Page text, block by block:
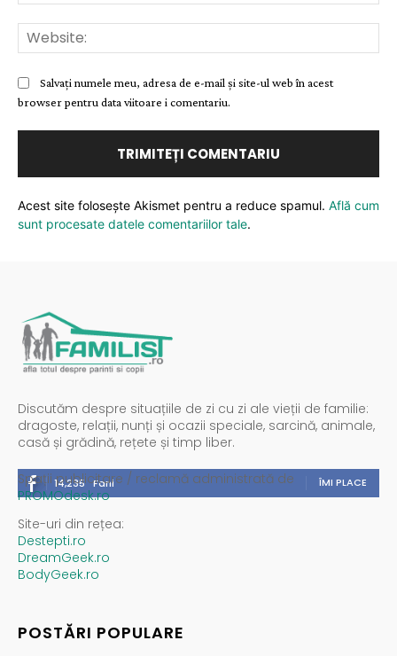
Salvați numele meu, adresa de e-mail și site-ul web în acest
browser pentru data viitoare i comentariu.
Acest site folosește Akismet pentru a reduce spamul. Află cum
sunt procesate datele comentariilor tale.
Discutăm despre situațiile de zi cu zi ale vieții de familie:
dragoste, relații, nunți și ocazii speciale, sarcină, animale,
casă și grădină, rețete și timp liber.
14,235 Fani ÎMI PLACE
Spații publicitare / reclamă administrată de
PROMOdesk.ro
Site-uri din rețea:
Destepti.ro
DreamGeek.ro
BodyGeek.ro
POSTĂRI POPULARE